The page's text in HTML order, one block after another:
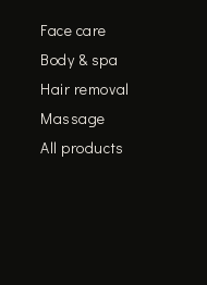
Face care
Body & spa
Hair removal
Massage
All products